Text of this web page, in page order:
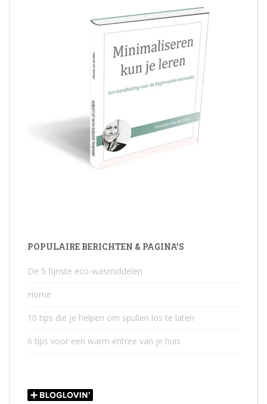
POPULAIRE BERICHTEN & PAGINA’S
De 5 fijnste eco-wasmiddelen
Home
10 tips die je helpen om spullen los te laten
6 tips voor een warm entree van je huis